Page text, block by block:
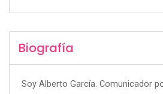
Biografía
Soy Alberto García. Comunicador